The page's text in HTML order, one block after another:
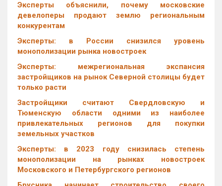
Эксперты объяснили, почему московские
девелоперы продают землю региональным
конкурентам
Эксперты: в России снизился уровень
монополизации рынка новостроек
Эксперты: межрегиональная экспансия
застройщиков на рынок Северной столицы будет
только расти
Застройщики считают Свердловскую и
Тюменскую области одними из наиболее
привлекательных регионов для покупки
земельных участков
Эксперты: в 2023 году снизилась степень
монополизации на рынках новостроек
Московского и Петербургского регионов